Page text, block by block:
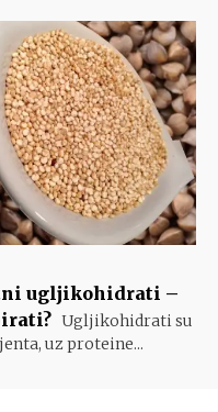
ugljikohidrati –
Ugljikohidrati su
uz proteine...